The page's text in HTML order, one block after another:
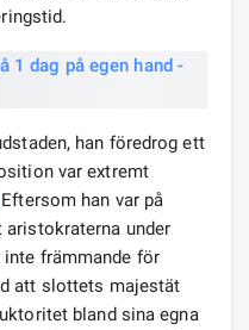
han föredrog ett
var extremt
han var på
aristokraterna under
inte främmande för
att slottets majestät
bland sina egna